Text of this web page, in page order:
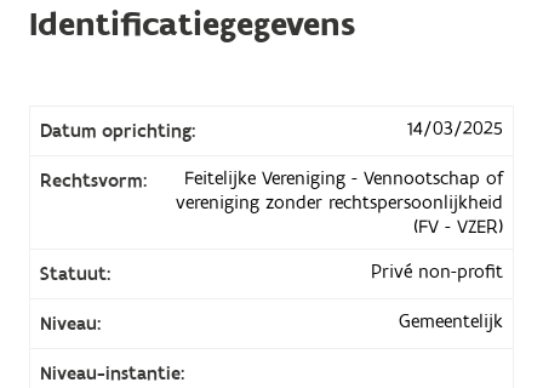
Identificatiegegevens
Datum oprichting: 14/03/2025
Rechtsvorm:
Feitelijke Vereniging - Vennootschap of
vereniging zonder rechtspersoonlijkheid
(FV - VZER)
Statuut:
Privé non-profit
Niveau: Gemeentelijk
Niveau-instantie: